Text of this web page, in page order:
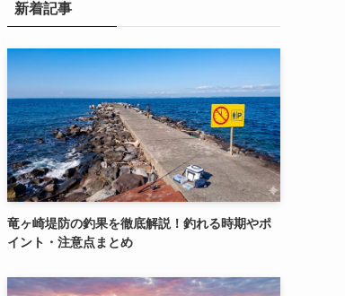
新着記事
竜ヶ崎堤防の釣果を徹底解説！釣れる時期やポ
イント・注意点まとめ